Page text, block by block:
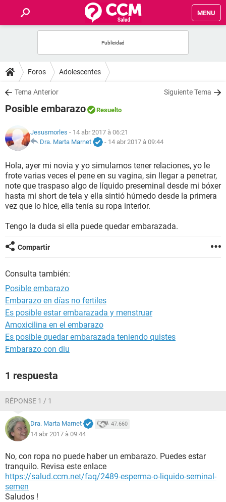
MENU
FORUMS
SALUD
NUTRICIÓN
BIENESTAR
SEXUALIDAD
Foros Adolescentes
Tema Anterior Siguiente Tema
Posible embarazo Resuelto
Jesusmorles - 14 abr 2017 à 06:21
Dra. Marta Marnet
- 14 abr 2017 à 09:44
Hola, ayer mi novia y yo simulamos tener relaciones, yo le
frote varias veces el pene en su vagina, sin llegar a penetrar,
note que traspaso algo de líquido preseminal desde mi bóxer
hasta mi short de tela y ella sintió húmedo desde la primera
vez que lo hice, ella tenía su ropa interior.
Tengo la duda si ella puede quedar embarazada.
Compartir
Consulta también:
Posible embarazo
Embarazo en días no fertiles
Es posible estar embarazada y menstruar
Amoxicilina en el embarazo
Es posible quedar embarazada teniendo quistes
Embarazo con diu
1 respuesta
RÉPONSE 1 / 1
Dra. Marta Marnet 47.660
14 abr 2017 à 09:44
No, con ropa no puede haber un embarazo. Puedes estar
tranquilo. Revisa este enlace
https://salud.ccm.net/faq/2489-esperma-o-liquido-seminal-
semen
Saludos !